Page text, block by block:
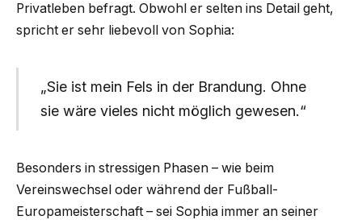
Privatleben befragt. Obwohl er selten ins Detail geht,
spricht er sehr liebevoll von Sophia:
„Sie ist mein Fels in der Brandung. Ohne
sie wäre vieles nicht möglich gewesen.“
Besonders in stressigen Phasen – wie beim
Vereinswechsel oder während der Fußball-
Europameisterschaft – sei Sophia immer an seiner